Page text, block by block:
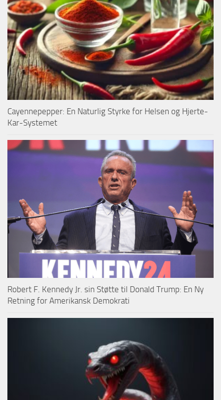
Cayennepepper: En Naturlig Styrke for Helsen og Hjerte-
Kar-Systemet
Robert F. Kennedy Jr. sin Støtte til Donald Trump: En Ny
Retning for Amerikansk Demokrati